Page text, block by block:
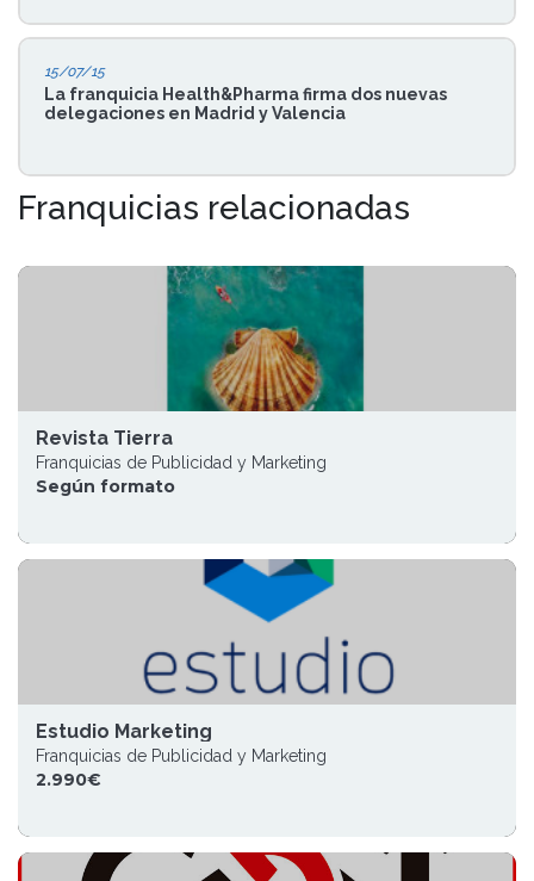
15/07/15
La franquicia Health&Pharma firma dos nuevas
delegaciones en Madrid y Valencia
Franquicias relacionadas
Revista Tierra
Franquicias de Publicidad y Marketing
Según formato
Estudio Marketing
Franquicias de Publicidad y Marketing
2.990€